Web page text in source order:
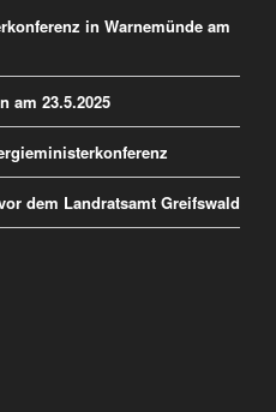
in Warnemünde am
am 23.5.2025
dem Landratsamt Greifswald